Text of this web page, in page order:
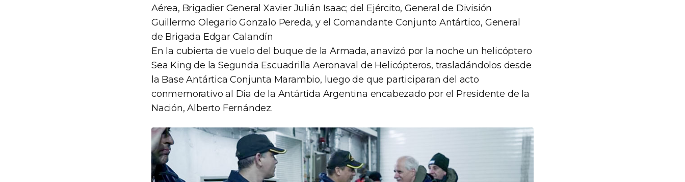
Aérea, Brigadier General Xavier Julián Isaac; del Ejército, General de División
Guillermo Olegario Gonzalo Pereda, y el Comandante Conjunto Antártico, General
de Brigada Edgar Calandín
En la cubierta de vuelo del buque de la Armada, anavizó por la noche un helicóptero
Sea King de la Segunda Escuadrilla Aeronaval de Helicópteros, trasladándolos desde
la Base Antártica Conjunta Marambio, luego de que participaran del acto
conmemorativo al Día de la Antártida Argentina encabezado por el Presidente de la
Nación, Alberto Fernández.